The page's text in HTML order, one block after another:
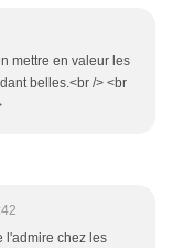
mettre en valeur les
belles.<br /> <br
l'admire chez les